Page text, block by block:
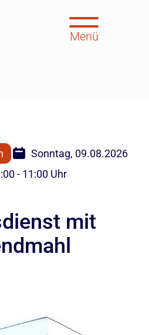
Menü
Sonntag, 09.08.2026
- 11:00 Uhr
mit